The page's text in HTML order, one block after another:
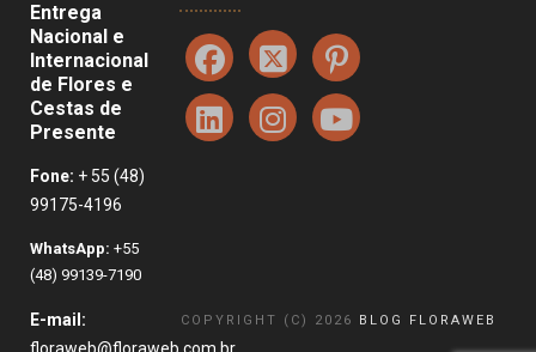
Entrega
Nacional e
Internacional
de Flores e
Cestas de
Presente
Fone: + 55 (48)
99175-4196
WhatsApp: +55
(48) 99139-7190
E-mail:
COPYRIGHT (C) 2026 BLOG FLORAWEB